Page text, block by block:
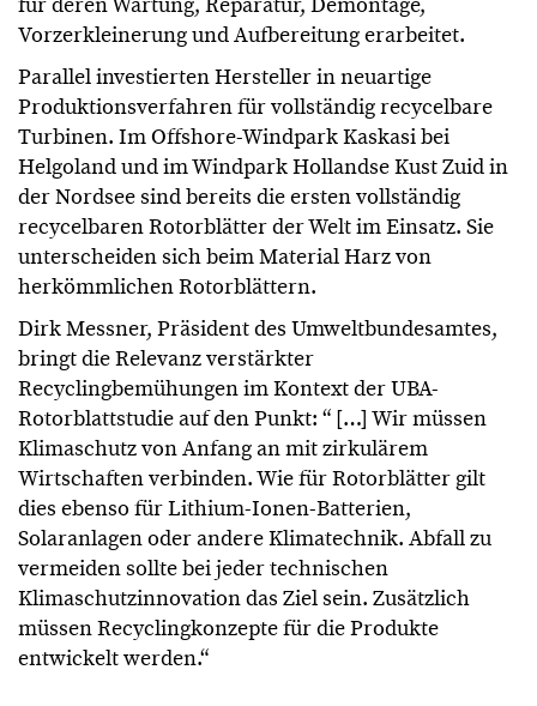
Vorzerkleinerung und Aufbereitung erarbeitet.
Parallel investierten Hersteller in neuartige
Produktionsverfahren für vollständig recycelbare
Turbinen. Im Offshore-Windpark Kaskasi bei
Helgoland und im Windpark Hollandse Kust Zuid in
der Nordsee sind bereits die ersten vollständig
recycelbaren Rotorblätter der Welt im Einsatz. Sie
unterscheiden sich beim Material Harz von
herkömmlichen Rotorblättern.
Dirk Messner, Präsident des Umweltbundesamtes,
bringt die Relevanz verstärkter
Recyclingbemühungen im Kontext der UBA-
Rotorblattstudie auf den Punkt: “ […] Wir müssen
⁠Klimaschutz⁠ von Anfang an mit zirkulärem
Wirtschaften verbinden. Wie für Rotorblätter gilt
dies ebenso für Lithium-Ionen-Batterien,
Solaranlagen oder andere Klimatechnik. Abfall zu
vermeiden sollte bei jeder technischen
Klimaschutzinnovation das Ziel sein. Zusätzlich
müssen Recyclingkonzepte für die Produkte
entwickelt werden.“